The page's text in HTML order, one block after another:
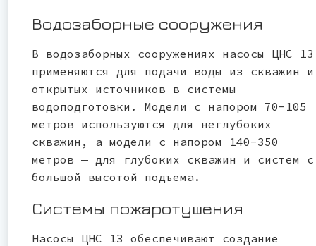
Водозаборные сооружения
В водозаборных сооружениях насосы ЦНС 13
применяются для подачи воды из скважин и
открытых источников в системы
водоподготовки. Модели с напором 70-105
метров используются для неглубоких
скважин, а модели с напором 140-350
метров — для глубоких скважин и систем с
большой высотой подъема.
Системы пожаротушения
Насосы ЦНС 13 обеспечивают создание